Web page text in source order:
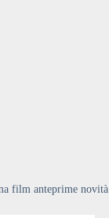
film anteprime novità